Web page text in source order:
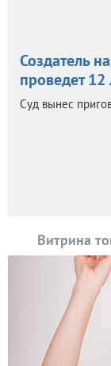
Создатель
проведет 12
Суд вынес
Витрина